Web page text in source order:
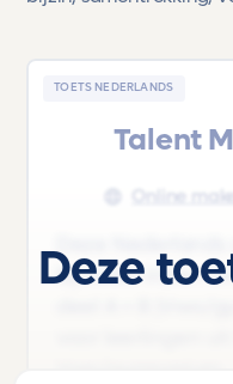
TOETS NEDERLANDS
Talent
Online
Deze Nederlands
Bij nader inzien'
Deze